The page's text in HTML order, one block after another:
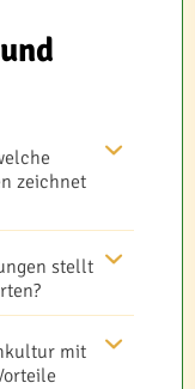
zeichnet
stellt
mit